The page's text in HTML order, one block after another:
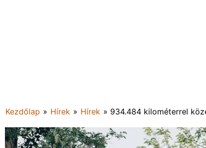
Kezdőlap » Hírek » Hírek » 934.484 kilométerrel